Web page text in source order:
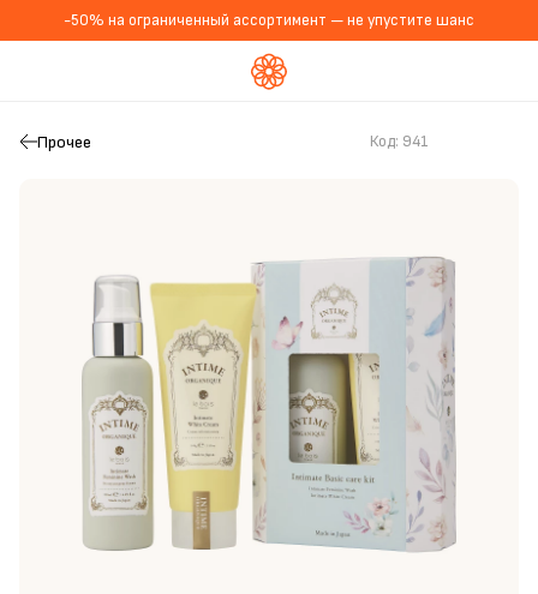
-50% на ограниченный ассортимент — не упустите шанс
Прочее Код: 941